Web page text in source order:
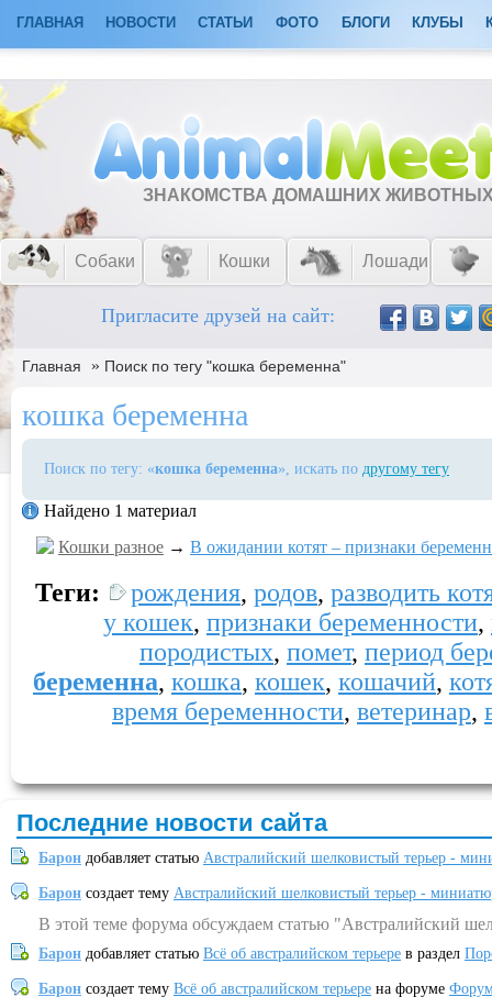
ГЛАВНАЯ НОВОСТИ СТАТЬИ ФОТО БЛОГИ КЛУБЫ
ЗНАКОМСТВА ДОМАШНИХ
Собаки Кошки Лошади
Пригласите друзей на сайт:
Главная » Поиск по тегу "кошка беременна"
кошка беременна
Поиск по тегу: «кошка беременна», искать по другому тегу
Найдено 1 материал
Кошки разное → В ожидании котят – признаки
Теги: рождения, родов, разводить
у кошек, признаки беременности,
породистых, помет, период
беременна, кошка, кошек, кошачий,
время беременности, ветеринар,
Последние новости сайта
Барон добавляет статью Австралийский шелковистый терьер -
Барон создает тему Австралийский шелковистый терьер -
В этой теме форума обсуждаем статью "Австралийский
Барон добавляет статью Всё об австралийском терьере в раздел
Барон создает тему Всё об австралийском терьере на форуме